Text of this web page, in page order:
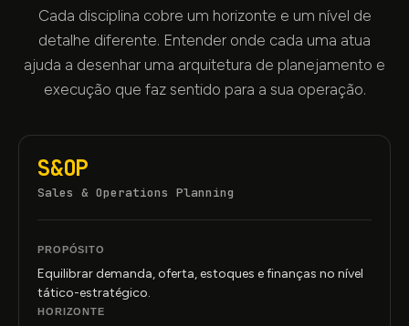
Cada disciplina cobre um horizonte e um nível de
detalhe diferente. Entender onde cada uma atua
ajuda a desenhar uma arquitetura de planejamento e
execução que faz sentido para a sua operação.
S&OP
Sales & Operations Planning
PROPÓSITO
Equilibrar demanda, oferta, estoques e finanças no nível
tático-estratégico.
HORIZONTE